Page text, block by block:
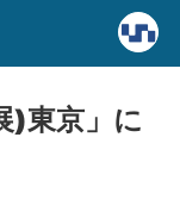
)東京」に